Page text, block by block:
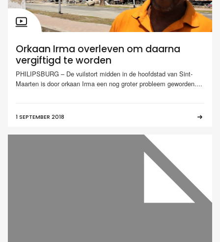
Orkaan Irma overleven om daarna
vergiftigd te worden
PHILIPSBURG – De vuilstort midden in de hoofdstad van Sint-
Maarten is door orkaan Irma een nog groter probleem geworden....
1 SEPTEMBER 2018